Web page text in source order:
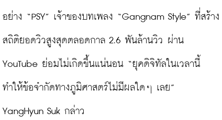
อย่าง “PSY” เจ้าของบทเพลง “Gangnam Style” ที่สร้าง
สถิติยอดวิวสูงสุดตลอดกาล 2.6 พันล้านวิว ผ่าน
YouTube ย่อมไม่เกิดขึ้นแน่นอน “ยุคดิจิทัลในเวลานี้
ทำให้ข้อจำกัดทางภูมิศาสตร์ไม่มีผลใดๆ เลย”
YangHyun Suk กล่าว